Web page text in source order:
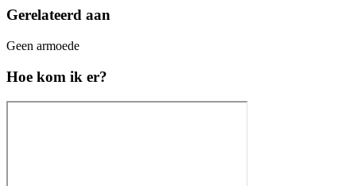
Gerelateerd aan
Geen armoede
Hoe kom ik er?